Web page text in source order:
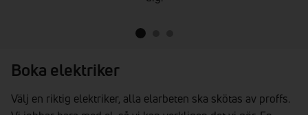
Boka elektriker
Välj en riktig elektriker, alla elarbeten ska skötas av proffs.